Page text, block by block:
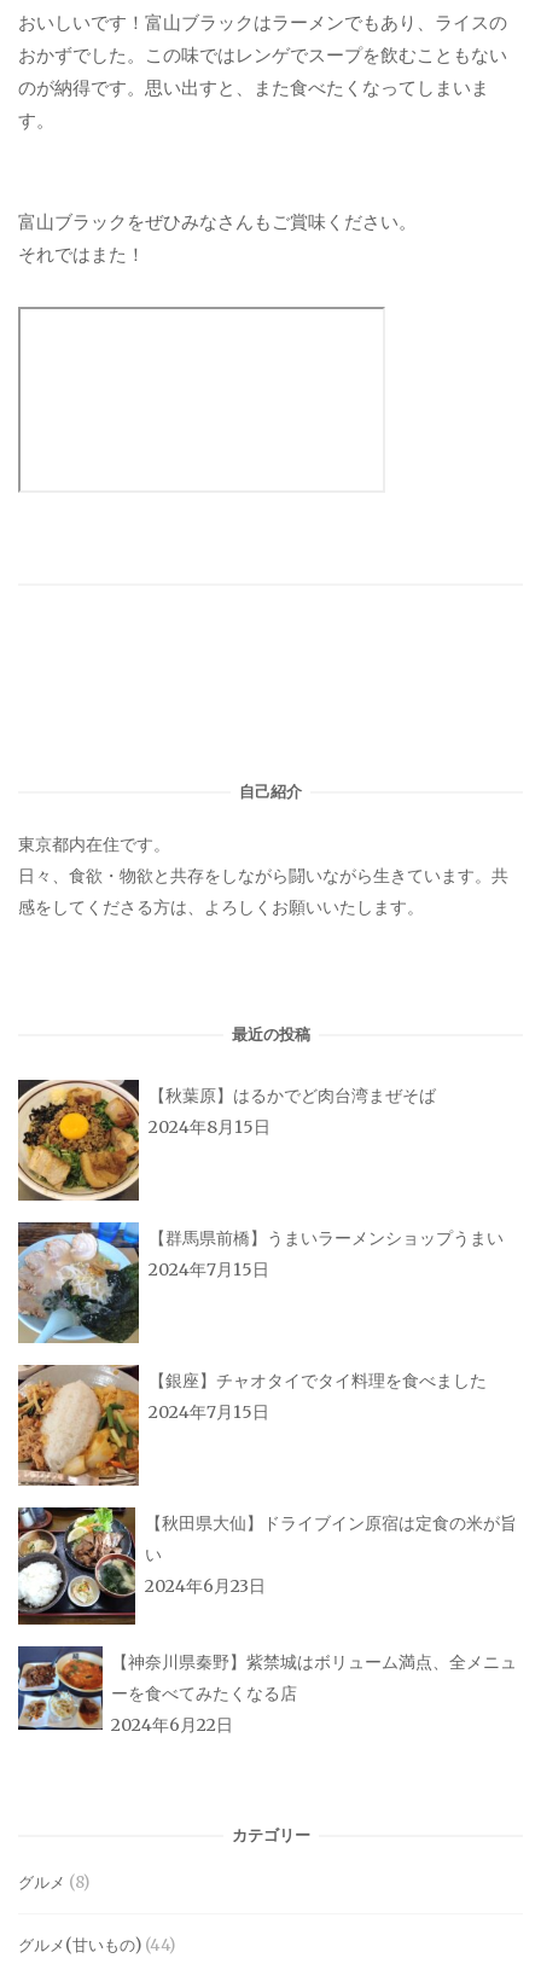
おいしいです！富山ブラックはラーメンでもあり、ライスの
おかずでした。この味ではレンゲでスープを飲むこともない
のが納得です。思い出すと、また食べたくなってしまいま
す。
富山ブラックをぜひみなさんもご賞味ください。
それではまた！
自己紹介
東京都内在住です。
日々、食欲・物欲と共存をしながら闘いながら生きています。共
感をしてくださる方は、よろしくお願いいたします。
最近の投稿
【秋葉原】はるかでど肉台湾まぜそば
2024年8月15日
【群馬県前橋】うまいラーメンショップうまい
2024年7月15日
【銀座】チャオタイでタイ料理を食べました
2024年7月15日
【秋田県大仙】ドライブイン原宿は定食の米が旨
い
2024年6月23日
【神奈川県秦野】紫禁城はボリューム満点、全メニュ
ーを食べてみたくなる店
2024年6月22日
カテゴリー
グルメ (8)
グルメ(甘いもの) (44)